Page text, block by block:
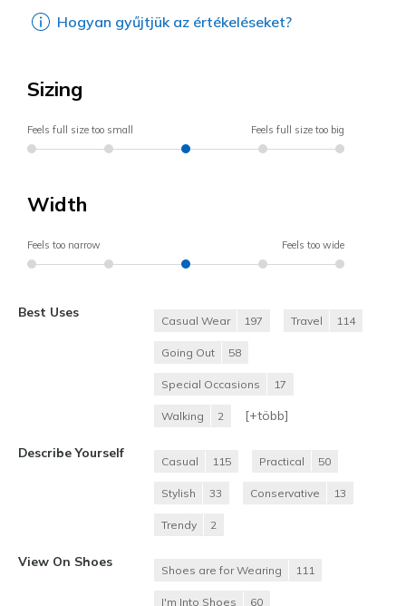
Hogyan gyűjtjük az értékeléseket?
Sizing
Feels full size too small Feels full size too big
Width
Feels too narrow Feels too wide
Best Uses
Casual Wear 197 Travel 114
Going Out 58
Special Occasions 17
Walking 2 [+több]
Describe Yourself
Casual 115 Practical 50
Stylish 33 Conservative 13
Trendy 2
View On Shoes
Shoes are for Wearing 111
I'm Into Shoes 60